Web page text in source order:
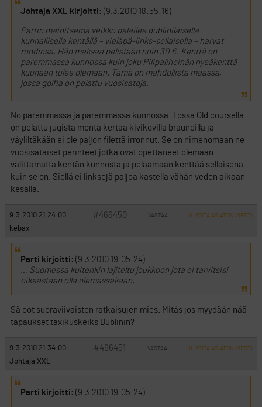
Johtaja XXL kirjoitti: (9.3.2010 18:55:16)
Partin mainitsema veikko pelailee dublinilaisella
kunnallisella kentällä – vieläpä-links-sellaisella – harvat
rundinsa. Hän maksaa pelistään noin 30 €. Kenttä on
paremmassa kunnossa kuin joku Pilipaliheinän nysäkenttä
kuunaan tulee olemaan. Tämä on mahdollista maassa,
jossa golfia on pelattu vuosisatoja.
No paremmassa ja paremmassa kunnossa. Tossa Old coursella
on pelattu jugista monta kertaa kivikovilla brauneilla ja
väyliltäkään ei ole paljon filettä irronnut. Se on nimenomaan ne
vuosisataiset perinteet jotka ovat opettaneet olemaan
valittamatta kentän kunnosta ja pelaamaan kenttää sellaisena
kuin se on. Siellä ei linksejä paljoa kastella vähän veden aikaan
kesällä.
9.3.2010 21:24:00 #466450 VASTAA ILMOITA ASIATON VIESTI
kebax
Parti kirjoitti: (9.3.2010 19:05:24)
… Suomessa kuitenkin lajiteltu joukkoon jota ei tarvitsisi
oikeastaan olla olemassakaan.
Sä oot suoraviivaisten ratkaisujen mies. Mitäs jos myydään nää
tapaukset taxikuskeiks Dublinin?
9.3.2010 21:34:00 #466451 VASTAA ILMOITA ASIATON VIESTI
Johtaja XXL
Parti kirjoitti: (9.3.2010 19:05:24)